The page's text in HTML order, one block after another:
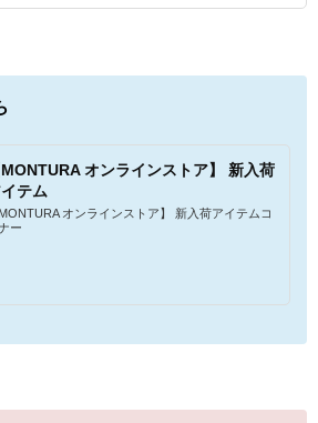
MONTURA オンラインストア】 新入荷
テム
MONTURA オンラインストア】 新入荷アイテムコ
ー